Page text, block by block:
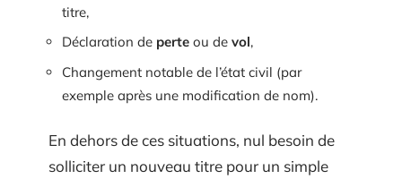
titre,
Déclaration de perte ou de vol,
Changement notable de l’état civil (par
exemple après une modification de nom).
En dehors de ces situations, nul besoin de
solliciter un nouveau titre pour un simple